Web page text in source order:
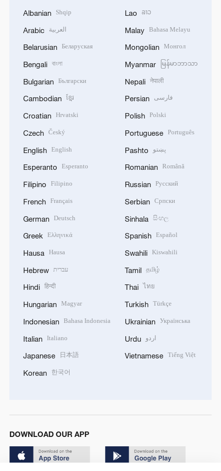
Albanian Shqip
Arabic العربية
Belarusian Беларуская
Bengali বাংলা
Bulgarian Български
Cambodian ខ្មែរ
Croatian Hrvatski
Czech Český
English English
Esperanto Esperanto
Filipino Filipino
French Français
German Deutsch
Greek Ελληνικά
Hausa Hausa
Hebrew עברית
Hindi हिन्दी
Hungarian Magyar
Indonesian Bahasa Indonesia
Italian Italiano
Japanese 日本語
Korean 한국어
Lao ລາວ
Malay Bahasa Melayu
Mongolian Монгол
Myanmar မြန်မာဘာသာ
Nepali नेपाली
Persian فارسی
Polish Polski
Portuguese Português
Pashto پښتو
Romanian Română
Russian Русский
Serbian Српски
Sinhala සිංහල
Spanish Español
Swahili Kiswahili
Tamil தமிழ்
Thai ไทย
Turkish Türkçe
Ukrainian Українська
Urdu اردو
Vietnamese Tiếng Việt
DOWNLOAD OUR APP